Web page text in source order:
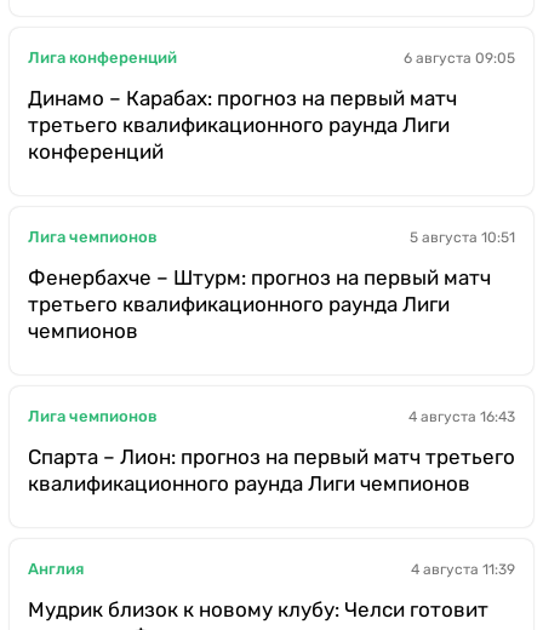
Лига конференций 6 августа 09:05
Динамо – Карабах: прогноз на первый матч
третьего квалификационного раунда Лиги
конференций
Лига чемпионов 5 августа 10:51
Фенербахче – Штурм: прогноз на первый матч
третьего квалификационного раунда Лиги
чемпионов
Лига чемпионов 4 августа 16:43
Спарта – Лион: прогноз на первый матч третьего
квалификационного раунда Лиги чемпионов
Англия 4 августа 11:39
Мудрик близок к новому клубу: Челси готовит